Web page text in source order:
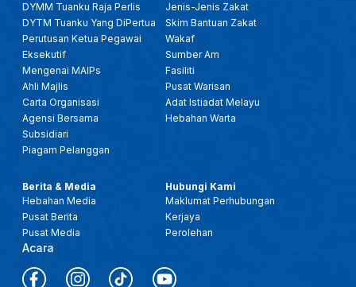
DYMM Tuanku Raja Perlis
DYTM Tuanku Yang DiPertua
Perutusan Ketua Pegawai
Eksekutif
Mengenai MAIPs
Ahli Majlis
Carta Organisasi
Agensi Bersama
Subsidiari
Piagam Pelanggan
Jenis-Jenis Zakat
Skim Bantuan Zakat
Wakaf
Sumber Am
Fasiliti
Pusat Warisan
Adat Istiadat Melayu
Hebahan Warta
Berita & Media
Hebahan Media
Pusat Berita
Pusat Media
Acara
Hubungi Kami
Maklumat Perhubungan
Kerjaya
Perolehan